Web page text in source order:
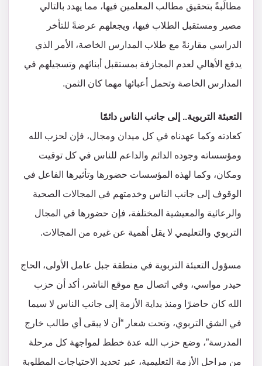
مطالَبةً بتحقيق مطالب المعلمين فيها، مما يهدد بالتالي
مصير ومستقبل الطلاب فيها، ويجعلهم عرضةً للتأخر
الدراسي مقارنةً مع طلاب المدارس الخاصة، الأمر الذي
يدفع الأهالي لعدم المجازفة بمستقبل أبنائهم وتسجيلهم في
المدارس الخاصة وتحمل أعبائها مهما كان الثمن.
التعبئة التربوية.. إلى جانب الناس دائمًا
كعادته وكما عهدناه في كل ميدان ومجال، فإن لحزب الله
ومؤسساته وجوده الدائم والداعم للناس في كل توقيت
ومكان، وكما لهذه المؤسسات حضورها وتأثيرها الفاعل في
الوقوف إلى جانب الناس وخدمتهم في المجالات الصحية
والرعائية والمعيشية المختلفة، فإن حضورها في المجال
التربوي والتعليمي لا يقل أهمية عن غيره من المجالات.
مسؤول التعبئة التربوية في منطقة جبل عامل الأولى، الحاج
حيدر مواسي، وفي اتصال مع موقع الناشر، أكد أن حزب
الله كان حاضرًا ومنذ بداية الأزمة إلى جانب الناس لا سيما
في الشق التربوي، وتحت شعار “أن لا يبقى أي طالب خارج
المدرسة”، وضع حزب الله عدة خطط لمواجهة كل مرحلة
من مراحل الأزمة التعليمية، عبر تحديد الاحتياجات المطلوبة